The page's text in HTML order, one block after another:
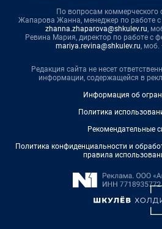
По вопросам коммерческого
Жапарова Жанна, менеджер по работе
zhanna.zhaparova@shkulev.ru,
Ревина Мария, директор по работе с
mariya.revina@shkulev.ru, моб.
Редакция сайта не несет
информации, содержащейся в
Информация об
Политика
Рекомендательные
Политика конфиденциальности и
правила